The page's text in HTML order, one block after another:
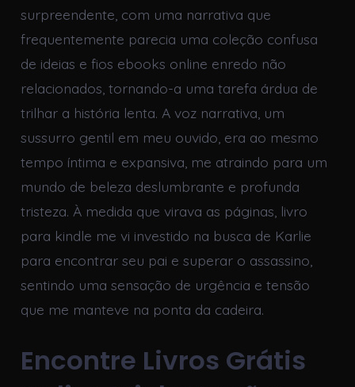
surpreendente, com uma narrativa que
frequentemente parecia uma coleção confusa
de ideias e fios ebooks online enredo não
relacionados, tornando-a uma tarefa árdua de
trilhar a história lenta. A voz narrativa, um
sussurro gentil em meu ouvido, era ao mesmo
tempo íntima e expansiva, me atraindo para um
mundo de beleza deslumbrante e profunda
tristeza. À medida que virava as páginas, livro
para kindle me vi investido na busca de Karlie
para encontrar seu pai e superar o assassino,
sentindo uma sensação de urgência e tensão
que me manteve na ponta da cadeira.
Encontre Livros Grátis